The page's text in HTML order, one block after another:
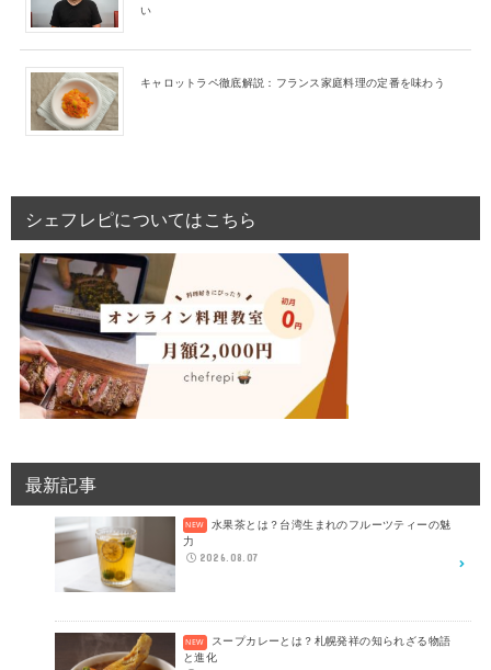
い
キャロットラペ徹底解説：フランス家庭料理の定番を味わう
シェフレピについてはこちら
最新記事
水果茶とは？台湾生まれのフルーツティーの魅
力
2026.08.07
スープカレーとは？札幌発祥の知られざる物語
と進化